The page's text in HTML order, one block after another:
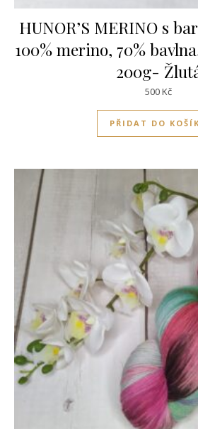
HUNOR’S MERINO s
100% merino, 70%
200g-
500Kč
PŘIDAT DO